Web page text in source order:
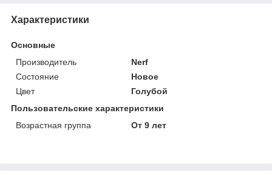
Характеристики
Основные
Производитель
Nerf
Состояние
Новое
Цвет
Голубой
Пользовательские характеристики
Возрастная группа
От 9 лет